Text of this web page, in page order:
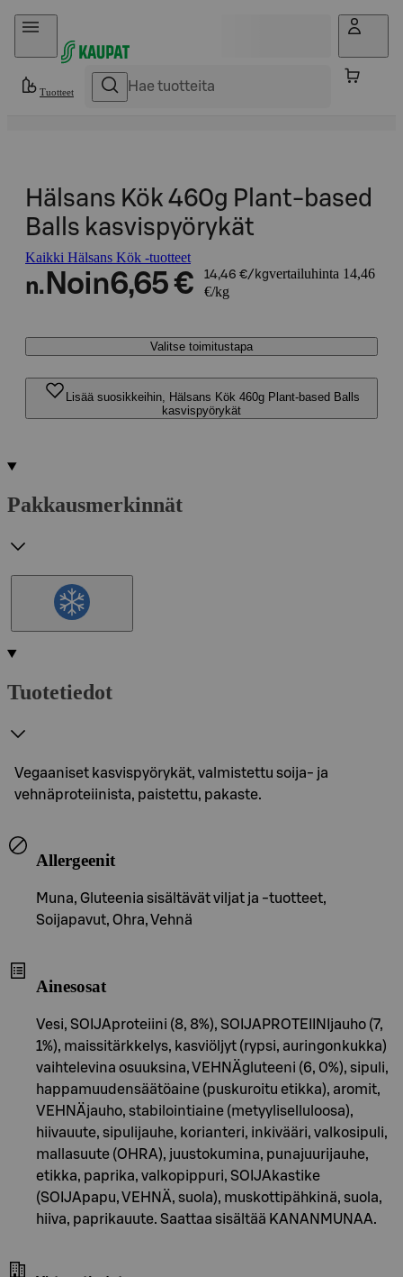
Hyppää sisältöön
Tuotteet
Hälsans Kök 460g Plant-based
Balls kasvispyörykät
Kaikki Hälsans Kök -tuotteet
n. Noin6,65 € 14,46 €/kgvertailuhinta 14,46
€/kg
Valitse toimitustapa
Lisää suosikkeihin, Hälsans Kök 460g Plant-based Balls
kasvispyörykät
Pakkausmerkinnät
Tuotetiedot
Vegaaniset kasvispyörykät, valmistettu soija- ja
vehnäproteiinista, paistettu, pakaste.
Allergeenit
Muna, Gluteenia sisältävät viljat ja -tuotteet,
Soijapavut, Ohra, Vehnä
Ainesosat
Vesi, SOIJAproteiini (8, 8%), SOIJAPROTEIINIjauho (7,
1%), maissitärkkelys, kasviöljyt (rypsi, auringonkukka)
vaihtelevina osuuksina, VEHNÄgluteeni (6, 0%), sipuli,
happamuudensäätöaine (puskuroitu etikka), aromit,
VEHNÄjauho, stabilointiaine (metyyliselluloosa),
hiivauute, sipulijauhe, korianteri, inkivääri, valkosipuli,
mallasuute (OHRA), juustokumina, punajuurijauhe,
etikka, paprika, valkopippuri, SOIJAkastike
(SOIJApapu, VEHNÄ, suola), muskottipähkinä, suola,
hiiva, paprikauute. Saattaa sisältää KANANMUNAA.